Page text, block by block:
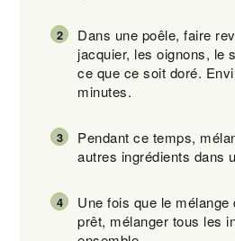
Dans une poêle, faire
jacquier, les oignons, le
ce que ce soit doré.
minutes.
Pendant ce temps,
autres ingrédients dans
Une fois que le
prêt, mélanger tous les